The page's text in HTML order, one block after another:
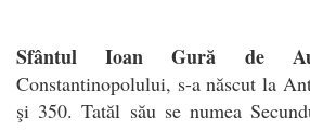
Sfântul Ioan Gură de
Constantinopolului, s-a născut la
şi 350. Tatăl său se numea